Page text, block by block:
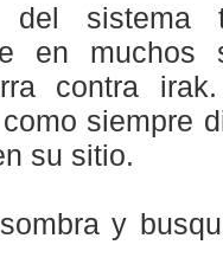
del sistema
en muchos
contra
siempre
su sitio.
y